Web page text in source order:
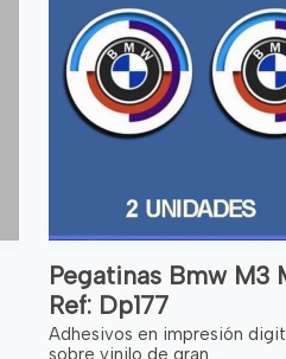
Pegatinas Bmw M3
Ref: Dp177
Adhesivos en impresión
sobre vinilo de gran ...